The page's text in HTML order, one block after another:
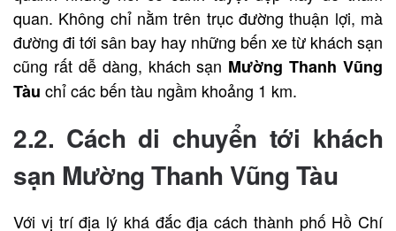
quan. Không chỉ nằm trên trục đường thuận lợi, mà
đường đi tới sân bay hay những bến xe từ khách sạn
cũng rất dễ dàng, khách sạn Mường Thanh Vũng
Tàu chỉ các bến tàu ngầm khoảng 1 km.
2.2. Cách di chuyển tới khách
sạn Mường Thanh Vũng Tàu
Với vị trí địa lý khá đắc địa cách thành phố Hồ Chí